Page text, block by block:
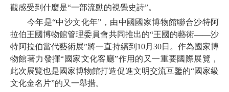
觀感受到什麼是“一部流動的視覺史詩”。
今年是“中沙文化年”，由中國國家博物館聯合沙特阿
拉伯王國博物館管理委員會共同推出的“王國的藝術——沙
特阿拉伯當代藝術展”將一直持續到10月30日。作為國家博
物館著力發揮“國家文化客廳”作用的又一重要國際展覽，
此次展覽也是國家博物館打造促進文明交流互鑒的“國家級
文化金名片”的又一舉措。